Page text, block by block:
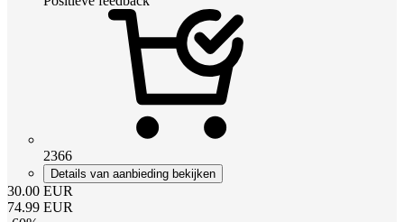
2366
Details van aanbieding bekijken
30.00 EUR
74.99 EUR